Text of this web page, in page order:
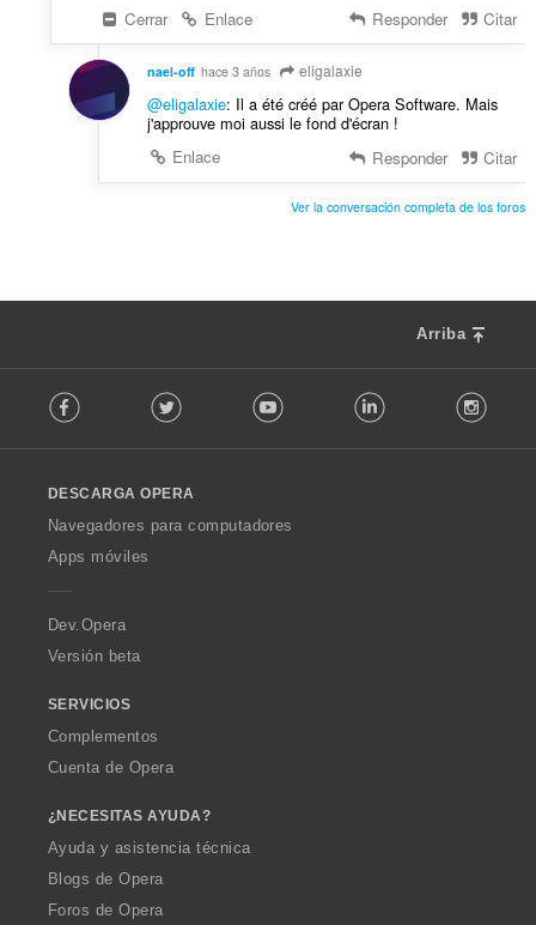
Cerrar
Enlace Responder Citar
nael-off hace 3 años eligalaxie
@eligalaxie: Il a été créé par Opera Software. Mais
j'approuve moi aussi le fond d'écran !
Enlace
Responder Citar
Ver la conversación completa de los foros
Arriba
o
w
O
p
a
Facebook Twitter Youtube LinkedIn
DESCARGA OPERA
Navegadores para computadores
Apps móviles
Dev.Opera
Versión beta
SERVICIOS
Complementos
Cuenta de Opera
¿NECESITAS AYUDA?
Ayuda y asistencia técnica
Blogs de Opera
Foros de Opera